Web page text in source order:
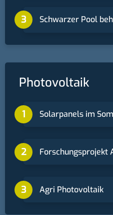
Schwarzer Pool
Photovoltaik
Solarpanels im
Forschungsprojekt
Agri Photovoltaik